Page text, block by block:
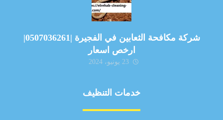
شركة مكافحة الثعابين في الفجيرة |0507036261|
ارخص اسعار
23 يونيو، 2024
خدمات التنظيف